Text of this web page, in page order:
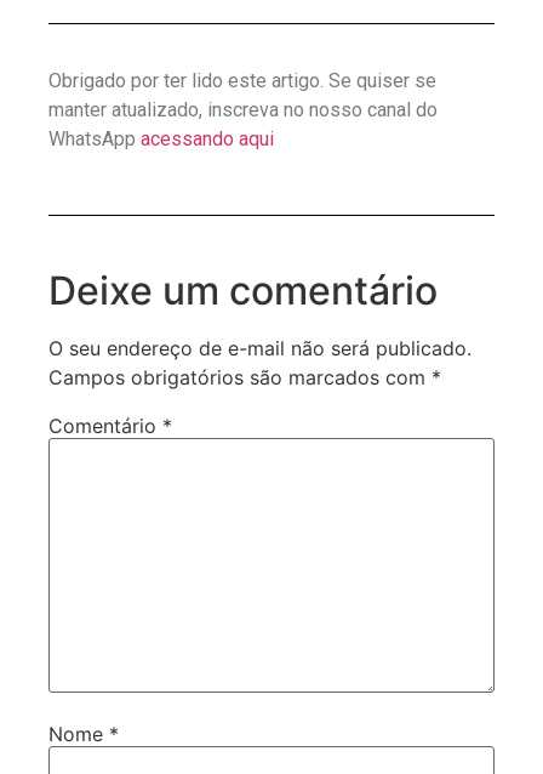
Obrigado por ter lido este artigo. Se quiser se
manter atualizado, inscreva no nosso canal do
WhatsApp acessando aqui
Deixe um comentário
O seu endereço de e-mail não será publicado.
Campos obrigatórios são marcados com *
Comentário *
Nome *